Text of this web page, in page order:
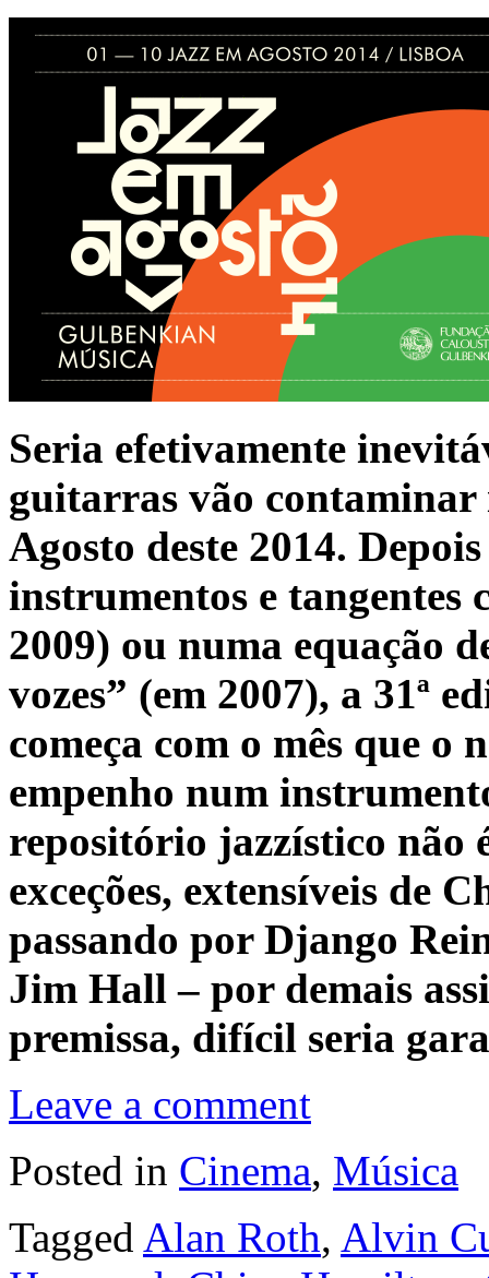
Seria efetivamente
guitarras vão contaminar
Agosto deste 2014.
instrumentos e tangentes
2009) ou numa equação
vozes” (em 2007), a 31ª
começa com o mês que o
empenho num
repositório jazzístico não
exceções, extensíveis de
passando por Django
Jim Hall – por demais
premissa, difícil seria
Leave a comment
Posted in Cinema, Música
Tagged Alan Roth, Alvin